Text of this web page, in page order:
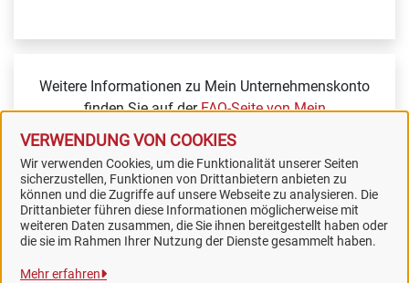
VERWENDUNG VON COOKIES
Wir verwenden Cookies, um die Funktionalität unserer Seiten
sicherzustellen, Funktionen von Drittanbietern anbieten zu
können und die Zugriffe auf unsere Webseite zu analysieren. Die
Drittanbieter führen diese Informationen möglicherweise mit
weiteren Daten zusammen, die Sie ihnen bereitgestellt haben oder
die sie im Rahmen Ihrer Nutzung der Dienste gesammelt haben.
Mehr erfahren
Weitere Informationen zu Mein Unternehmenskonto
finden Sie auf derFAQ-Seite von Mein
Unternehmenskonto.
Samtgemeinde Artland